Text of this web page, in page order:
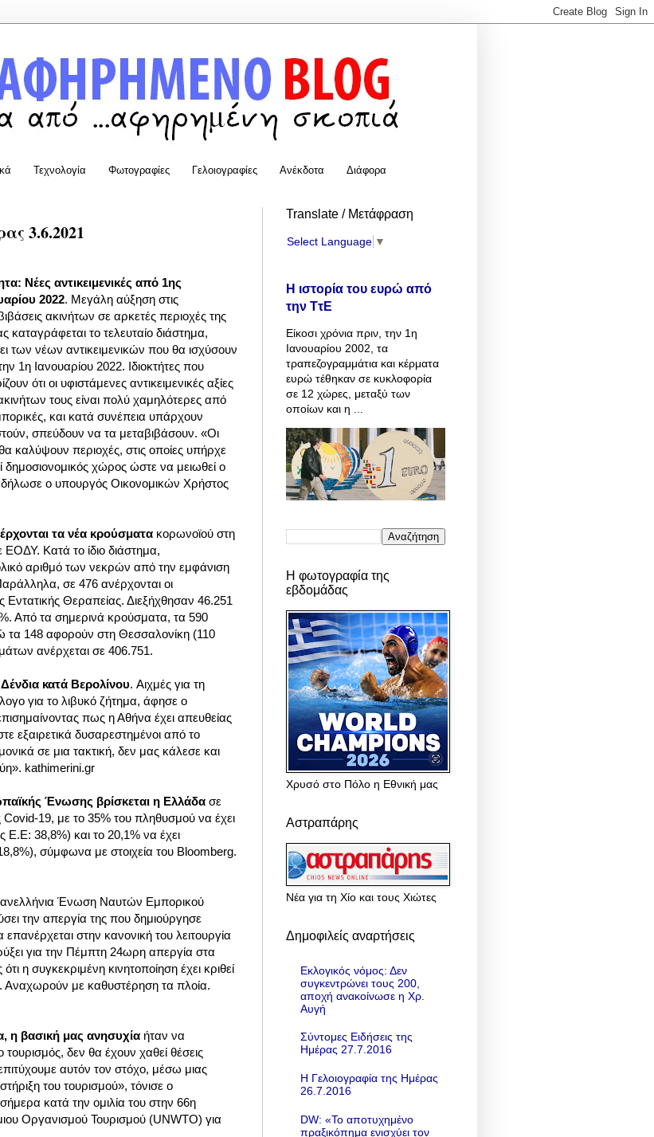
Τεχνολογία Φωτογραφίες Γελοιογραφίες Ανέκδοτα Διάφορα
3.6.2021
Νέες αντικειμενικές από 1ης
2022. Μεγάλη αύξηση στις
ακινήτων σε αρκετές περιοχές της
καταγράφεται το τελευταίο διάστημα,
των νέων αντικειμενικών που θα ισχύσουν
1η Ιανουαρίου 2022. Ιδιοκτήτες που
ότι οι υφιστάμενες αντικειμενικές αξίες
τους είναι πολύ χαμηλότερες από
και κατά συνέπεια υπάρχουν
σπεύδουν να τα μεταβιβάσουν. «Οι
καλύψουν περιοχές, στις οποίες υπήρχε
δημοσιονομικός χώρος ώστε να μειωθεί ο
ο υπουργός Οικονομικών Χρήστος
τα νέα κρούσματα κορωνοϊού στη
Κατά το ίδιο διάστημα,
αριθμό των νεκρών από την εμφάνιση
σε 476 ανέρχονται οι
Εντατικής Θεραπείας. Διεξήχθησαν 46.251
Από τα σημερινά κρούσματα, τα 590
τα 148 αφορούν στη Θεσσαλονίκη (110
ανέρχεται σε 406.751.
κατά Βερολίνου. Αιχμές για τη
για το λιβυκό ζήτημα, άφησε ο
πως η Αθήνα έχει απευθείας
εξαιρετικά δυσαρεστημένοι από το
σε μια τακτική, δεν μας κάλεσε και
kathimerini.gr
Ένωσης βρίσκεται η Ελλάδα σε
19, με το 35% του πληθυσμού να έχει
Ε.Ε: 38,8%) και το 20,1% να έχει
σύμφωνα με στοιχεία του Bloomberg.
Ένωση Ναυτών Εμπορικού
την απεργία της που δημιούργησε
στην κανονική του λειτουργία
για την Πέμπτη 24ωρη απεργία στα
η συγκεκριμένη κινητοποίηση έχει κριθεί
Αναχωρούν με καθυστέρηση τα πλοία.
η βασική μας ανησυχία ήταν να
τουρισμός, δεν θα έχουν χαθεί θέσεις
αυτόν τον στόχο, μέσω μιας
του τουρισμού», τόνισε ο
κατά την ομιλία του στην 66η
Οργανισμού Τουρισμού (UNWTO) για
Translate / Μετάφραση
Select Language ▼
Η ιστορία του ευρώ από
την ΤτΕ
Είκοσι χρόνια πριν, την 1η
Ιανουαρίου 2002, τα
τραπεζογραμμάτια και κέρματα
ευρώ τέθηκαν σε κυκλοφορία
σε 12 χώρες, μεταξύ των
οποίων και η ...
Η φωτογραφία της
εβδομάδας
Χρυσό στο Πόλο η Εθνική μας
Αστραπάρης
Νέα για τη Χίο και τους Χιώτες
Δημοφιλείς αναρτήσεις
Εκλογικός νόμος: Δεν
συγκεντρώνει τους 200,
αποχή ανακοίνωσε η Χρ.
Αυγή
Σύντομες Ειδήσεις της
Ημέρας 27.7.2016
Η Γελοιογραφία της Ημέρας
26.7.2016
DW: «To αποτυχημένο
πραξικόπημα ενισχύει τον